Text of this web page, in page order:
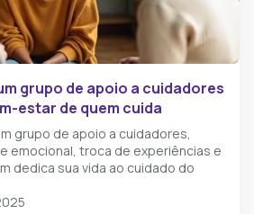
grupo de apoio a cuidadores​
estar de quem cuida
grupo de apoio a cuidadores​,
emocional, troca de experiências e
dedica sua vida ao cuidado do